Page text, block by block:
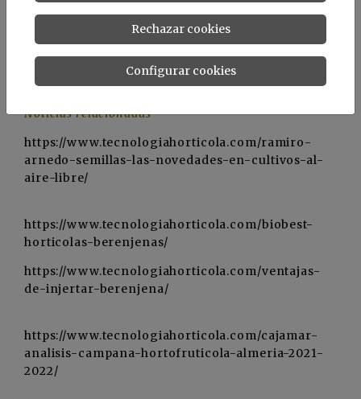
Recordamos que Serafina está indicada para
trasplantes de mediados/finales de agosto y
septiembre.
Noticias relacionadas
https://www.tecnologiahorticola.com/ramiro-
arnedo-semillas-las-novedades-en-cultivos-al-
aire-libre/
https://www.tecnologiahorticola.com/biobest-
horticolas-berenjenas/
https://www.tecnologiahorticola.com/ventajas-
de-injertar-berenjena/
https://www.tecnologiahorticola.com/cajamar-
analisis-campana-hortofruticola-almeria-2021-
2022/
Rechazar cookies
Configurar cookies